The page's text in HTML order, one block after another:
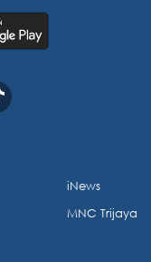
iNews
MNC Trijaya